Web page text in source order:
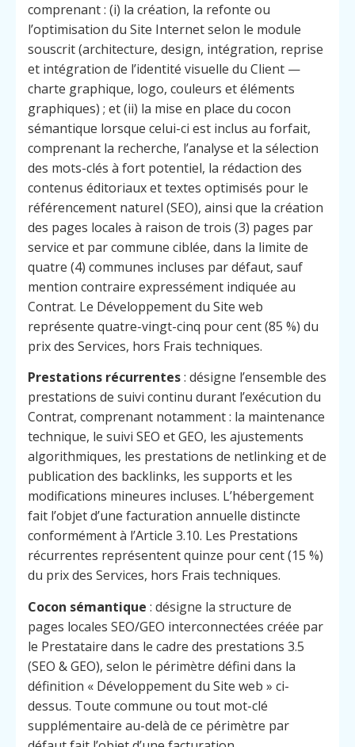
comprenant : (i) la création, la refonte ou
l’optimisation du Site Internet selon le module
souscrit (architecture, design, intégration, reprise
et intégration de l’identité visuelle du Client —
charte graphique, logo, couleurs et éléments
graphiques) ; et (ii) la mise en place du cocon
sémantique lorsque celui-ci est inclus au forfait,
comprenant la recherche, l’analyse et la sélection
des mots-clés à fort potentiel, la rédaction des
contenus éditoriaux et textes optimisés pour le
référencement naturel (SEO), ainsi que la création
des pages locales à raison de trois (3) pages par
service et par commune ciblée, dans la limite de
quatre (4) communes incluses par défaut, sauf
mention contraire expressément indiquée au
Contrat. Le Développement du Site web
représente quatre-vingt-cinq pour cent (85 %) du
prix des Services, hors Frais techniques.
Prestations récurrentes: désigne l’ensemble des
prestations de suivi continu durant l’exécution du
Contrat, comprenant notamment : la maintenance
technique, le suivi SEO et GEO, les ajustements
algorithmiques, les prestations de netlinking et de
publication des backlinks, les supports et les
modifications mineures incluses. L’hébergement
fait l’objet d’une facturation annuelle distincte
conformément à l’Article 3.10. Les Prestations
récurrentes représentent quinze pour cent (15 %)
du prix des Services, hors Frais techniques.
Cocon sémantique : désigne la structure de
pages locales SEO/GEO interconnectées créée par
le Prestataire dans le cadre des prestations 3.5
(SEO & GEO), selon le périmètre défini dans la
définition « Développement du Site web » ci-
dessus. Toute commune ou tout mot-clé
supplémentaire au-delà de ce périmètre par